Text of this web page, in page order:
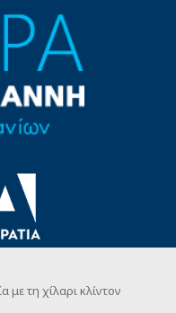
με τη χίλαρι κλίντον